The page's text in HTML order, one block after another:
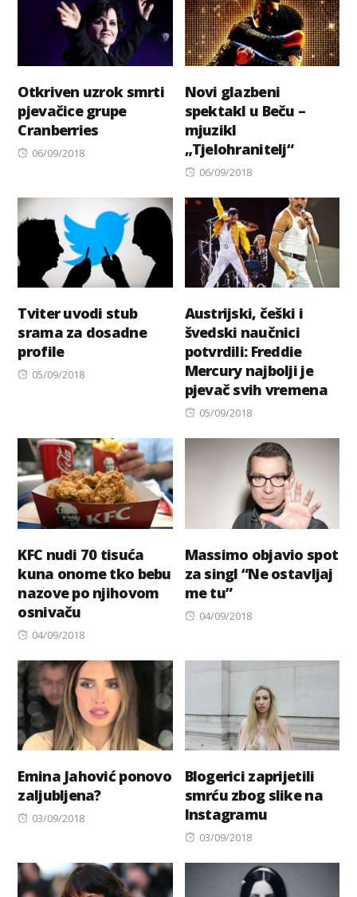
Otkriven uzrok smrti
pjevačice grupe
Cranberries
Posted
06/09/2018
Novi glazbeni
spektakl u Beču –
mjuzikl
„Tjelohranitelj“
Posted
06/09/2018
Tviter uvodi stub
srama za dosadne
profile
Posted
05/09/2018
Austrijski, češki i
švedski naučnici
potvrdili: Freddie
Mercury najbolji je
pjevač svih vremena
Posted
05/09/2018
KFC nudi 70 tisuća
kuna onome tko bebu
nazove po njihovom
osnivaču
Posted
04/09/2018
Massimo objavio spot
za singl “Ne ostavljaj
me tu”
Posted
04/09/2018
Emina Jahović ponovo
zaljubljena?
Posted
03/09/2018
Blogerici zaprijetili
smrću zbog slike na
Instagramu
Posted
03/09/2018